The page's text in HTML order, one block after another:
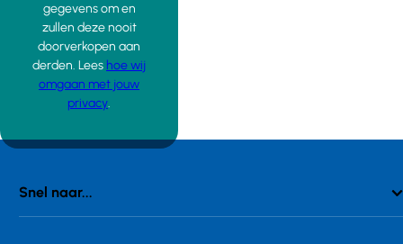
gegevens om en
zullen deze nooit
doorverkopen aan
derden. Lees hoe wij
omgaan met jouw
privacy.
Snel naar...